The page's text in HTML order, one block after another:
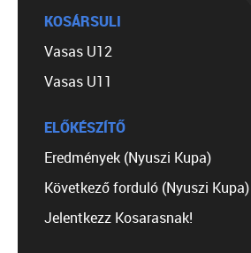
KOSÁRSULI
Vasas U12
Vasas U11
ELŐKÉSZÍTŐ
Eredmények (Nyuszi Kupa)
Következő forduló (Nyuszi Kupa)
Jelentkezz Kosarasnak!